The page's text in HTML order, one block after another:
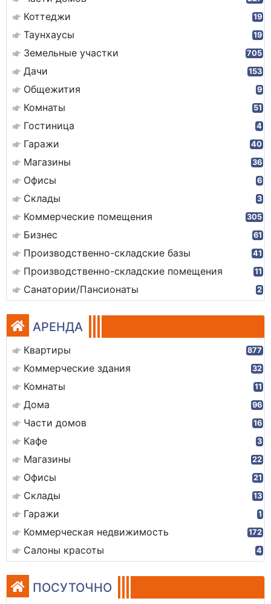
Коттеджи 19
Таунхаусы 19
Земельные участки 705
Дачи 153
Общежития 9
Комнаты 51
Гостиница 4
Гаражи 40
Магазины 36
Офисы 6
Склады 3
Коммерческие помещения 305
Бизнес 61
Производственно-складские базы 41
Производственно-складские помещения 11
Санатории/Пансионаты 2
АРЕНДА
Квартиры 877
Коммерческие здания 32
Комнаты 11
Дома 96
Части домов 16
Кафе 3
Магазины 22
Офисы 21
Склады 13
Гаражи 1
Коммерческая недвижимость 172
Салоны красоты 4
ПОСУТОЧНО